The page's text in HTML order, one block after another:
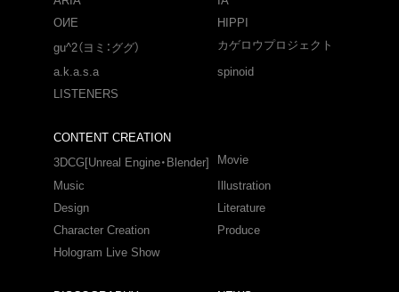
OИE
HIPPI
gu^2（ヨミ：ググ）
カゲロウプロジェクト
a.k.a.s.a
spinoid
LISTENERS
CONTENT CREATION
3DCG[Unreal Engine・Blender]
Movie
Music
Illustration
Design
Literature
Character Creation
Produce
Hologram Live Show